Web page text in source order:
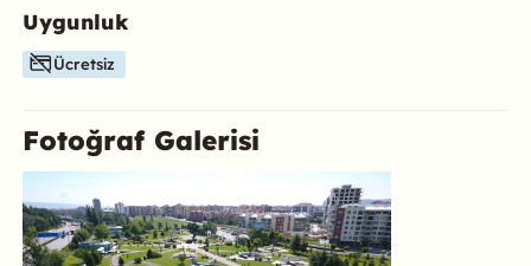
Bu mekanın öne çıkan özelliklerini aşağıda bulabilirsiniz.
Uygunluk
Ücretsiz
Fotoğraf Galerisi